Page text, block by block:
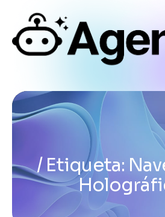
Etiqueta: